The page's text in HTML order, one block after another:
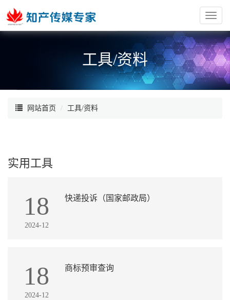
红
枫
阁
工具/资料
网站首页 工具/资料
实用工具
18
2024-12
快递投诉（国家邮政局）
18
2024-12
商标预审查询